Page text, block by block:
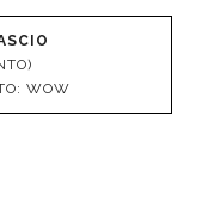
WOW